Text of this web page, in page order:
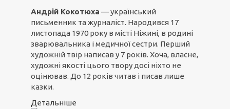
Андрій Кокотюха — український
письменник та журналіст. Народився 17
листопада 1970 року в місті Ніжині, в родині
зварювальника і медичної сестри. Перший
художній твір написав у 7 років. Хоча, власне,
художні якості цього твору досі ніхто не
оцінював. До 12 років читав і писав лише
казки.
Детальніше